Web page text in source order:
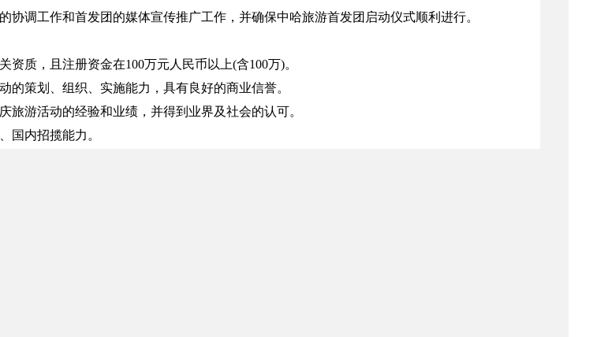
协调工作和首发团的媒体宣传推广工作，并确保中哈旅游首发团启动仪式顺利进行。
资质，且注册资金在100万元人民币以上(含100万)。
的策划、组织、实施能力，具有良好的商业信誉。
旅游活动的经验和业绩，并得到业界及社会的认可。
国内招揽能力。